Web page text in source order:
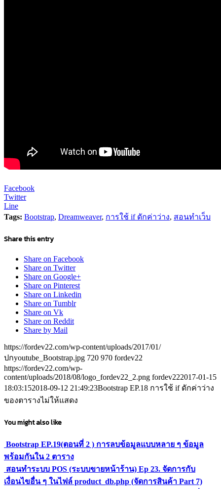
Facebook
Twitter
Line
Tags: Bootstrap, Dreamweaver, การใช้ if ดักค่าว่าง, สอนทำเว็บ
Share this entry
Share on Facebook
Share on Twitter
Share on Google+
Share on Pinterest
Share on Linkedin
Share on Tumblr
Share on Vk
Share on Reddit
Share by Mail
https://fordev22.com/wp-content/uploads/2017/01/
ปกyoutube_Bootstrap.jpg 720 970 fordev22
https://fordev22.com/wp-
content/uploads/2018/08/logo_fordev22_2.png fordev222017-01-15
18:03:152018-09-12 21:49:23Bootstrap EP.18 การใช้ if ดักค่าว่าง
ของตารางไม่ให้แสดง
You might also like
Bootstrap EP.19(ตอนที่ 2 ) การลบข้อมูลแบบหลาย ๆ ข้อมูล
พร้อมกันใน 2 ตาราง
สอนทำระบบ POS (ระบบขายหน้าร้าน) Ep 23. จัดการกับ
เงื่อนไขอื่น ๆ ในไฟล์ product_db.php (จัดการสินค้า Part 7)